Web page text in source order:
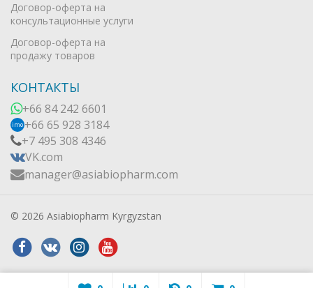
Договор-оферта на
консультационные услуги
Договор-оферта на
продажу товаров
КОНТАКТЫ
+66 84 242 6601
imo +66 65 928 3184
+7 495 308 4346
VK.com
manager@asiabiopharm.com
© 2026 Asiabiopharm Kyrgyzstan